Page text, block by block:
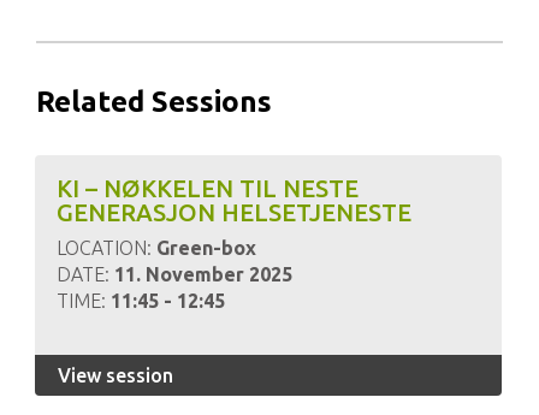
Related Sessions
KI – NØKKELEN TIL NESTE
GENERASJON HELSETJENESTE
LOCATION: Green-box
DATE: 11. November 2025
TIME: 11:45 - 12:45
View session